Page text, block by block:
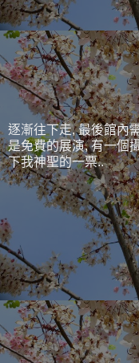
逐漸往下走, 最後館內
是免費的展演, 有一個
下我神聖的一票..